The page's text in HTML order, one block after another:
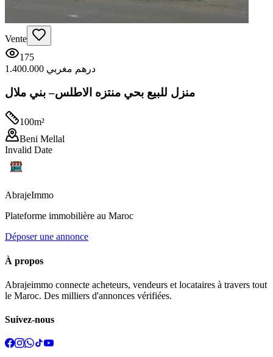
Vente
175
1.400.000 درهم مغربي
منزل للبيع بحي منتزه الاطلس– بني ملال
100m²
Beni Mellal
Invalid Date
AbrajeImmo
Plateforme immobilière au Maroc
Déposer une annonce
À propos
Abrajeimmo connecte acheteurs, vendeurs et locataires à travers tout
le Maroc. Des milliers d'annonces vérifiées.
Suivez-nous